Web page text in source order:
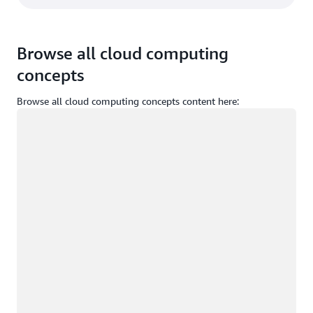
Browse all cloud computing
concepts
Browse all cloud computing concepts content here: